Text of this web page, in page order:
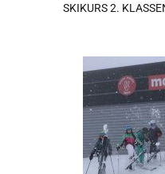
SKIKURS 2.